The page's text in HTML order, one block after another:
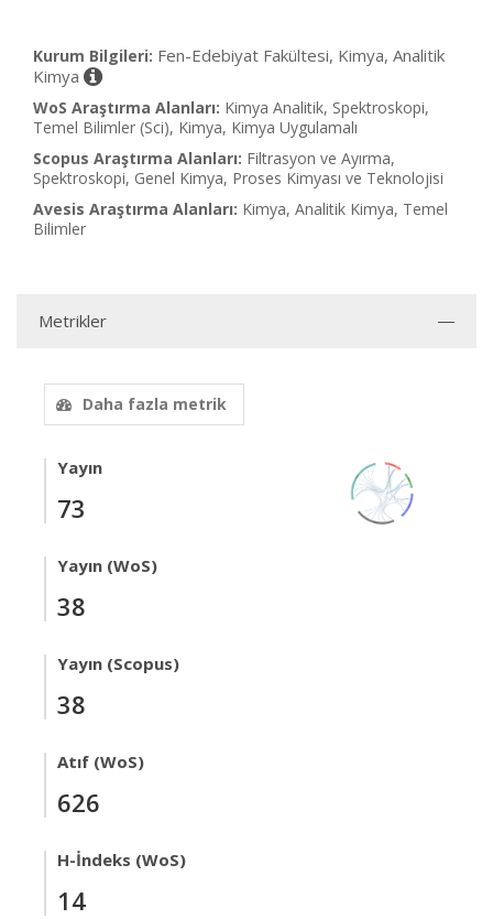
Kurum Bilgileri: Fen-Edebiyat Fakültesi, Kimya, Analitik
Kimya
WoS Araştırma Alanları: Kimya Analitik, Spektroskopi,
Temel Bilimler (Sci), Kimya, Kimya Uygulamalı
Scopus Araştırma Alanları: Filtrasyon ve Ayırma,
Spektroskopi, Genel Kimya, Proses Kimyası ve Teknolojisi
Avesis Araştırma Alanları: Kimya, Analitik Kimya, Temel
Bilimler
Metrikler
Daha fazla metrik
Yayın
73
Yayın (WoS)
38
Yayın (Scopus)
38
Atıf (WoS)
626
H-İndeks (WoS)
14